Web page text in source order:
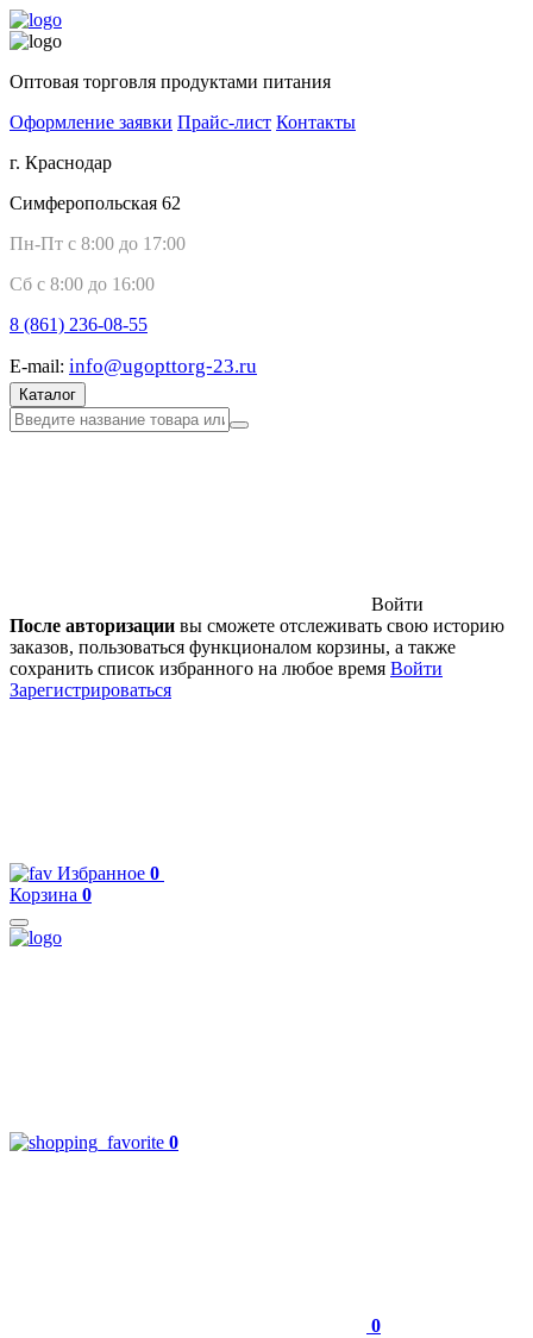
Оптовая торговля продуктами питания
Оформление заявки Прайс-лист Контакты
г. Краснодар
Симферопольская 62
Пн-Пт с 8:00 до 17:00
Сб с 8:00 до 16:00
8 (861) 236-08-55
E-mail: info@ugopttorg-23.ru
Каталог
Войти
После авторизации вы сможете отслеживать свою историю
заказов, пользоваться функционалом корзины, а также
сохранить список избранного на любое время Войти
Зарегистрироваться
Избранное 0
Корзина 0
0
0